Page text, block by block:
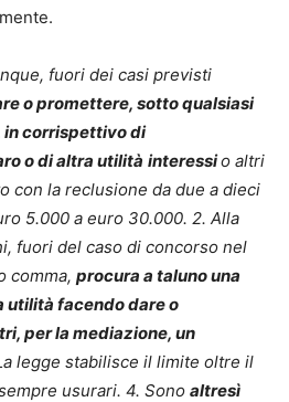
fuori dei casi previsti
opromettere, sotto qualsiasi
in corrispettivo di
o di altra utilità interessio altri
con la reclusione da due a dieci
5.000 a euro 30.000. 2. Alla
fuori del caso di concorso nel
comma, procura a taluno una
utilità facendo dare o
per la mediazione, un
legge stabilisce il limite oltre il
usurari. 4. Sono altresì